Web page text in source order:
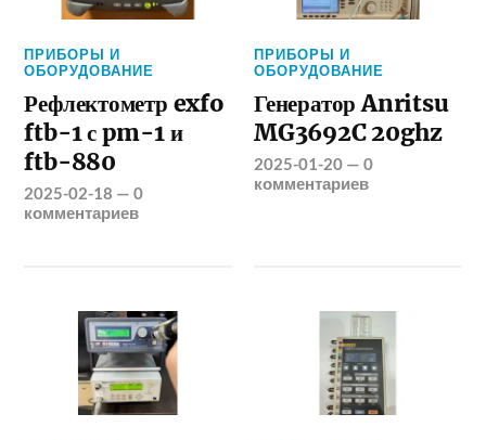
ПРИБОРЫ И
ОБОРУДОВАНИЕ
Рефлектометр exfo
ftb-1 с pm-1 и
ftb-880
2025-02-18 —0
комментариев
ПРИБОРЫ И
ОБОРУДОВАНИЕ
Генератор Anritsu
MG3692C 20ghz
2025-01-20 —0
комментариев